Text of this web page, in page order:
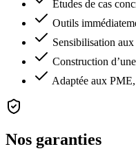
Études de cas
Outils
Sensibilisation
Construction
Adaptée aux
Nos garanties